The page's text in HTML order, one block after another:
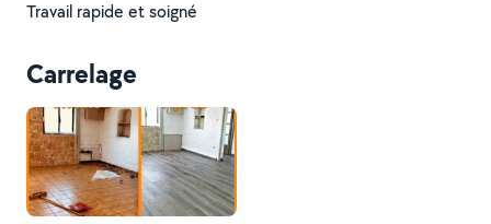
Travail rapide et soigné
Carrelage